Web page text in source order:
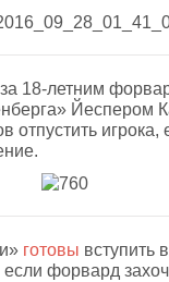
за 18-летним
Йеспером
отпустить игрока,
готовы вступить
форвард